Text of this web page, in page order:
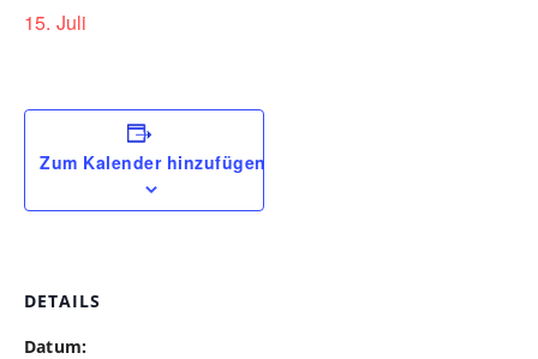
15. Juli
Zum Kalender hinzufügen
DETAILS
Datum: